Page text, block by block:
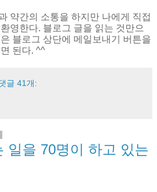
약간의 소통을 하지만 나에게 직접
영한다. 블로그 글을 읽는 것만으
블로그 상단에 메일보내기 버튼을
된다. ^^
글 41개:
일을 70명이 하고 있는